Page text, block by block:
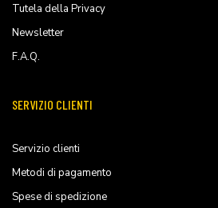
Tutela della Privacy
Newsletter
F.A.Q.
SERVIZIO CLIENTI
Servizio clienti
Metodi di pagamento
Spese di spedizione